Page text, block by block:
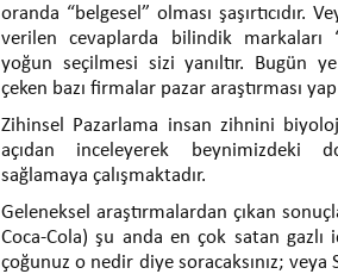
oranda “belgesel” olması şaşırtıcıdır.
verilen cevaplarda bilindik markaları
yoğun seçilmesi sizi yanıltır. Bugün
çeken bazı firmalar pazar araştırması
Zihinsel Pazarlama insan zihnini
açıdan inceleyerek beynimizdeki
sağlamaya çalışmaktadır.
Geleneksel araştırmalardan çıkan
Coca-Cola) şu anda en çok satan gazlı
çoğunuz o nedir diye soracaksınız;